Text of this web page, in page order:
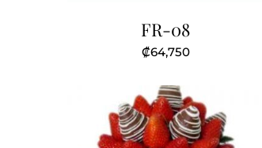
FR-08
₡64,750